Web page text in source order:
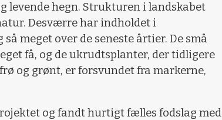
levende hegn. Strukturen i landskabet
Desværre har indholdet i
meget over de seneste årtier. De små
få, og de ukrudtsplanter, der tidligere
og grønt, er forsvundet fra markerne,
og fandt hurtigt fælles fodslag med